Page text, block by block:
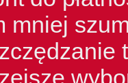
mniej